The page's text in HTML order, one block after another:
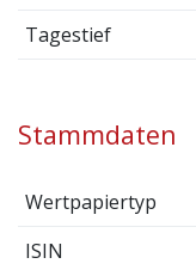
Tagestief
Stammdaten
Wertpapiertyp
ISIN